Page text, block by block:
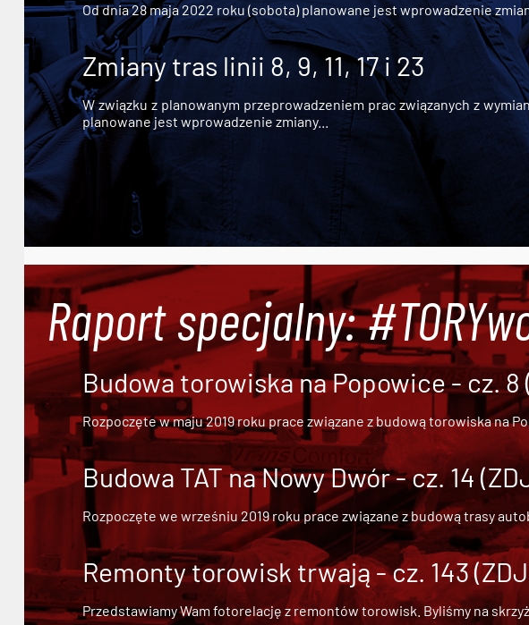
Od dnia 28 maja 2022 roku (sobota) planowane jest wprowadzenie
Zmiany tras linii 8, 9, 11, 17 i 23
W związku z planowanym przeprowadzeniem prac związanych z
planowane jest wprowadzenie zmiany...
Raport specjalny:
Budowa torowiska na Popowice - cz. 8
Rozpoczęte w maju 2019 roku prace związane z budową torowiska na
Budowa TAT na Nowy Dwór - cz. 14
Rozpoczęte we wrześniu 2019 roku prace związane zbudową trasy
Remonty torowisk trwają - cz. 143
Przedstawiamy Wam fotorelację z remontów torowisk. Byliśmy na